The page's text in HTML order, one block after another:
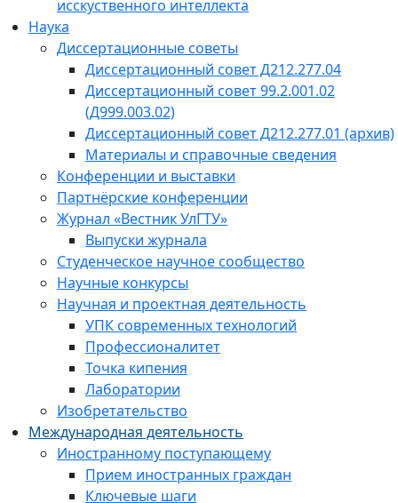
исскуственного интеллекта
Наука
Диссертационные советы
Диссертационный совет Д212.277.04
Диссертационный совет 99.2.001.02
(Д999.003.02)
Диссертационный совет Д212.277.01 (архив)
Материалы и справочные сведения
Конференции и выставки
Партнёрские конференции
Журнал «Вестник УлГТУ»
Выпуски журнала
Студенческое научное сообщество
Научные конкурсы
Научная и проектная деятельность
УПК современных технологий
Профессионалитет
Точка кипения
Лаборатории
Изобретательство
Международная деятельность
Иностранному поступающему
Прием иностранных граждан
Ключевые шаги